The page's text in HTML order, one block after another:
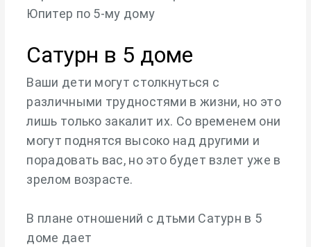
Юпитер по 5-му дому
Сатурн в 5 доме
Ваши дети могут столкнуться с
различными трудностями в жизни, но это
лишь только закалит их. Со временем они
могут поднятся высоко над другими и
порадовать вас, но это будет взлет уже в
зрелом возрасте.
В плане отношений с дтьми Сатурн в 5
доме дает